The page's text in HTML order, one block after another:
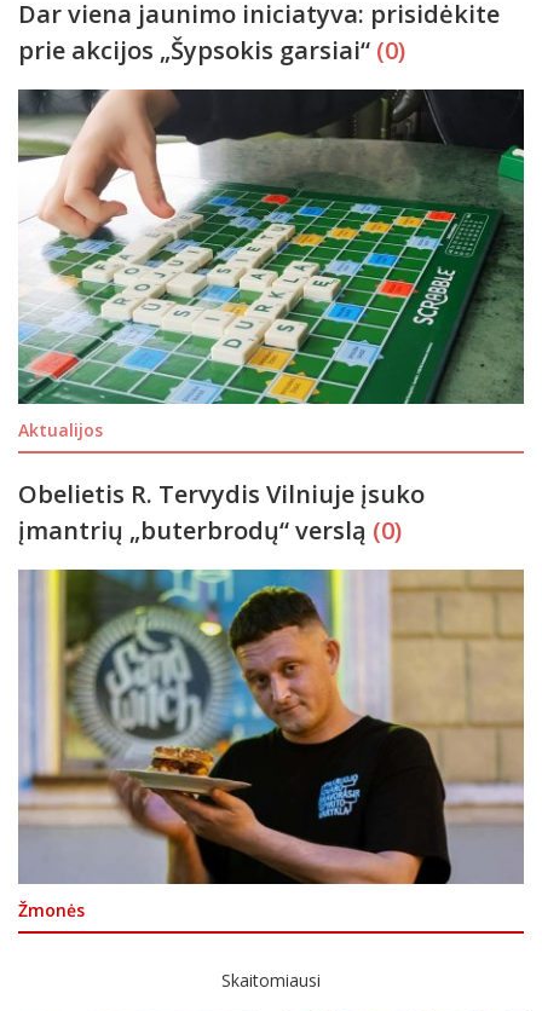
Dar viena jaunimo iniciatyva: prisidėkite
prie akcijos „Šypsokis garsiai“ (0)
Aktualijos
Obelietis R. Tervydis Vilniuje įsuko
įmantrių „buterbrodų“ verslą (0)
Žmonės
Skaitomiausi